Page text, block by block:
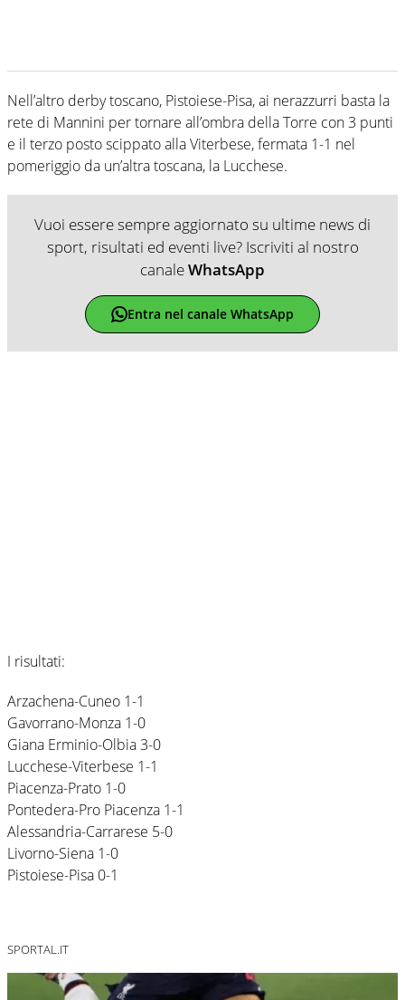
Nell’altro derby toscano, Pistoiese-Pisa, ai nerazzurri basta la
rete di Mannini per tornare all’ombra della Torre con 3 punti
e il terzo posto scippato alla Viterbese, fermata 1-1 nel
pomeriggio da un’altra toscana, la Lucchese.
Vuoi essere sempre aggiornato su ultime news di
sport, risultati ed eventi live? Iscriviti al nostro
canaleWhatsApp
Entra nel canale WhatsApp
I risultati:
Arzachena-Cuneo 1-1
Gavorrano-Monza 1-0
Giana Erminio-Olbia 3-0
Lucchese-Viterbese 1-1
Piacenza-Prato 1-0
Pontedera-Pro Piacenza 1-1
Alessandria-Carrarese 5-0
Livorno-Siena 1-0
Pistoiese-Pisa 0-1
SPORTAL.IT